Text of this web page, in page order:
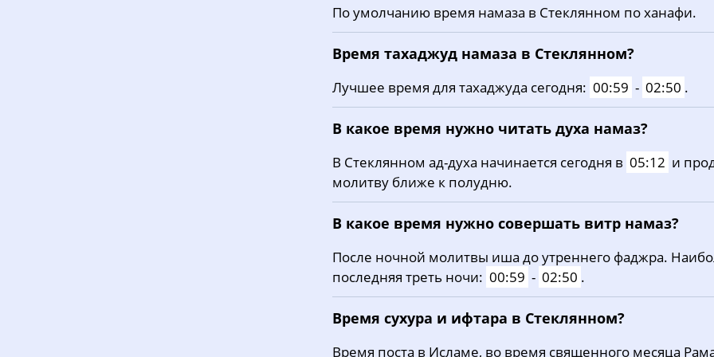
20, Чт
03:04 05:24 13:02
21, Пт
03:05 05:26
22, Сб
03:06 05:28 13:02
13:01
25, Вт
03:09
26, Ср
03:10 05:38 13:01
27, Чт
03:11 05:41 13:01
28, Пт
03:12 05:43
29, Сб
03:13 05:45
30, Вс
03:14 05:48 13:00
По умолчанию время намаза в Стеклянном по ханафи.
Время тахаджуд намаза в Стеклянном?
Лучшее время для тахаджуда сегодня: 00:59 - 02:50 .
В какое время нужно читать духа намаз?
В Стеклянном ад-духа начинается сегодня в 05:12 и
молитву ближе к полудню.
В какое время нужно совершать витр намаз?
После ночной молитвы иша до утреннего фаджра.
последняя треть ночи: 00:59 - 02:50 .
Время сухура и ифтара в Стеклянном?
Время поста в Исламе, во время священного месяца